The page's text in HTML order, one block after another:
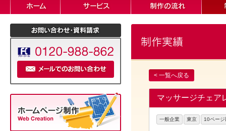
< 一覧へ戻る
マッサージチェア
一般企業 東京 10ページ